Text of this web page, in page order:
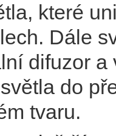
které
Dále
difuzor a
do
tvaru.